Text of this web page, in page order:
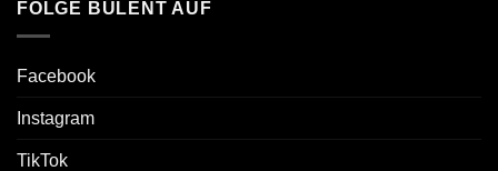
FOLGE BÜLENT AUF
Facebook
Instagram
TikTok